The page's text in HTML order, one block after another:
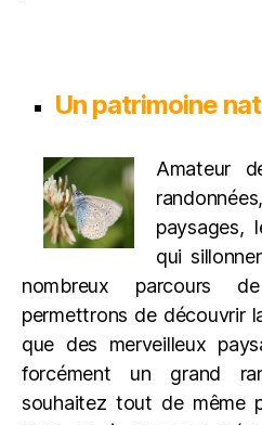
Un patrimoine
Amateur
paysages,
qui
nombreux parcours
permettrons de découvrir
que des merveilleux
forcément un grand
souhaitez tout de même